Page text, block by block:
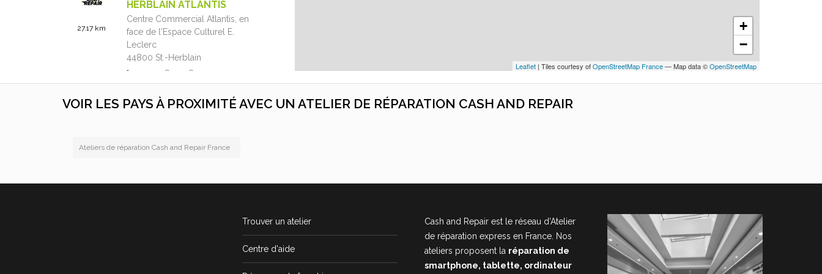
27.17 km
HERBLAIN ATLANTIS
Centre Commercial Atlantis, en
face de l'Espace Culturel E.
Leclerc
44800 St.-Herblain
+33 2 85 52 87 99
4.61 / 5
E.leclerc,1 Rue Ordronneau
4.77 / 5
(696 avis)
+
−
Leaflet | Tiles courtesy ofOpenStreetMap France— Map data ©OpenStreetMap
VOIR LES PAYS À PROXIMITÉ AVEC UN ATELIER DE RÉPARATION CASH AND REPAIR
Ateliers de réparation Cash and Repair France
Trouver un atelier
Centre d'aide
Cash and Repair est le réseau d’Atelier
de réparation express en France. Nos
ateliers proposent la réparation de
smartphone, tablette, ordinateur